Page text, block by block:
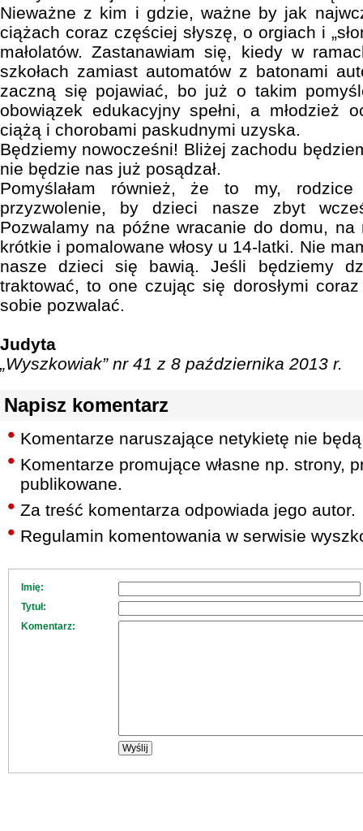
Nieważne z kim i gdzie, ważne by jak
ciążach coraz częściej słyszę, o orgiach i
małolatów. Zastanawiam się, kiedy w
szkołach zamiast automatów z batonami
zaczną się pojawiać, bo już o takim
obowiązek edukacyjny spełni, a młodzież
ciążą i chorobami paskudnymi uzyska.
Będziemy nowocześni! Bliżej zachodu
nie będzie nas już posądzał.
Pomyślałam również, że to my, rodzice
przyzwolenie, by dzieci nasze zbyt
Pozwalamy na późne wracanie do domu, na
krótkie i pomalowane włosy u 14-latki. Nie
nasze dzieci się bawią. Jeśli będziemy
traktować, to one czując się dorosłymi
sobie pozwalać.
Judyta
„Wyszkowiak” nr 41 z 8 października 2013 r.
Napisz komentarz
Komentarze naruszające netykietę nie
Komentarze promujące własne np. strony,
publikowane.
Za treść komentarza odpowiada jego autor.
Regulamin komentowania w serwisie
Imię:
Tytuł:
Komentarz: